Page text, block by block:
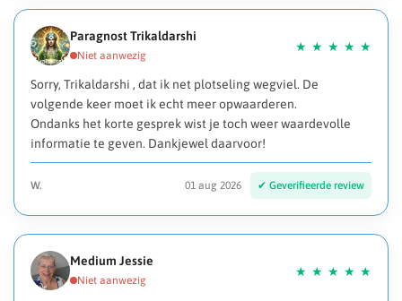
Paragnost Trikaldarshi
Sorry, Trikaldarshi , dat ik net plotseling wegviel. De
volgende keer moet ik echt meer opwaarderen.
Ondanks het korte gesprek wist je toch weer waardevolle
informatie te geven. Dankjewel daarvoor!
W. 01 aug 2026
Medium Jessie